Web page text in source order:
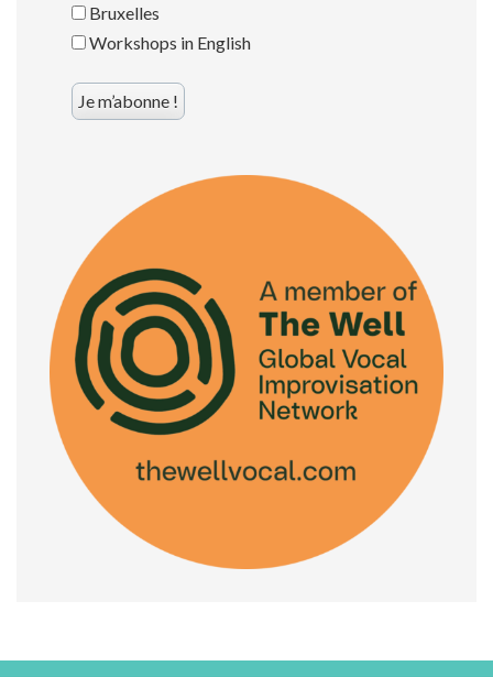
Bruxelles
Workshops in English